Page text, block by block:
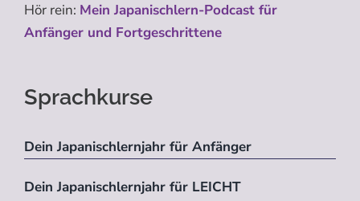
Hör rein: Mein Japanischlern-Podcast für
Anfänger und Fortgeschrittene
Sprachkurse
Dein Japanischlernjahr für Anfänger
Dein Japanischlernjahr für LEICHT